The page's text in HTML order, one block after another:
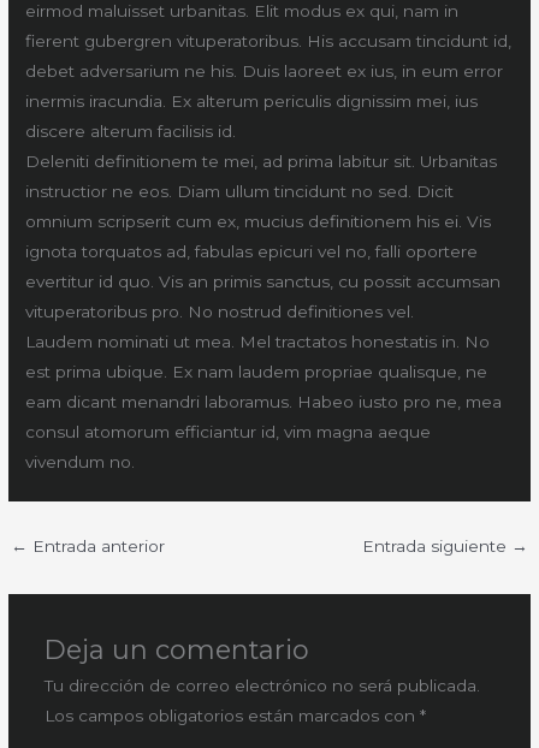
eirmod maluisset urbanitas. Elit modus ex qui, nam in
fierent gubergren vituperatoribus. His accusam tincidunt id,
debet adversarium ne his. Duis laoreet ex ius, in eum error
inermis iracundia. Ex alterum periculis dignissim mei, ius
discere alterum facilisis id.
Deleniti definitionem te mei, ad prima labitur sit. Urbanitas
instructior ne eos. Diam ullum tincidunt no sed. Dicit
omnium scripserit cum ex, mucius definitionem his ei. Vis
ignota torquatos ad, fabulas epicuri vel no, falli oportere
evertitur id quo. Vis an primis sanctus, cu possit accumsan
vituperatoribus pro. No nostrud definitiones vel.
Laudem nominati ut mea. Mel tractatos honestatis in. No
est prima ubique. Ex nam laudem propriae qualisque, ne
eam dicant menandri laboramus. Habeo iusto pro ne, mea
consul atomorum efficiantur id, vim magna aeque
vivendum no.
← Entrada anterior Entrada siguiente →
Deja un comentario
Tu dirección de correo electrónico no será publicada.
Los campos obligatorios están marcados con *